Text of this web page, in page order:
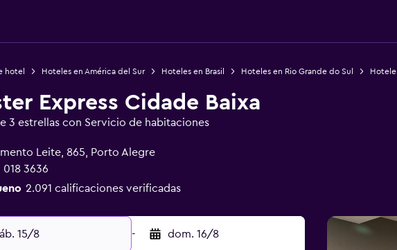
hotel Hoteles en América del Sur Hoteles en Brasil Hoteles en Rio Grande do Sul
Express Cidade Baixa
3 estrellas con Servicio de habitaciones
Leite, 865, Porto Alegre
018 3636
2.091 calificaciones verificadas
15/8 - dom. 16/8